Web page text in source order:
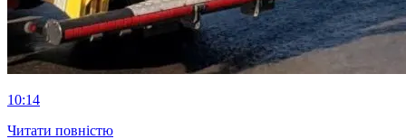
10:14
Читати повністю